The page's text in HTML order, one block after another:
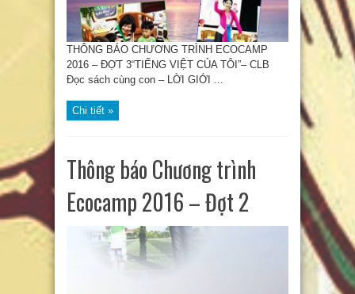
THÔNG BÁO CHƯƠNG TRÌNH ECOCAMP
2016 – ĐỢT 3“TIẾNG VIỆT CỦA TÔI”– CLB
Đọc sách cùng con – LỜI GIỚI ...
Chi tiết »
Thông báo Chương trình
Ecocamp 2016 – Đợt 2